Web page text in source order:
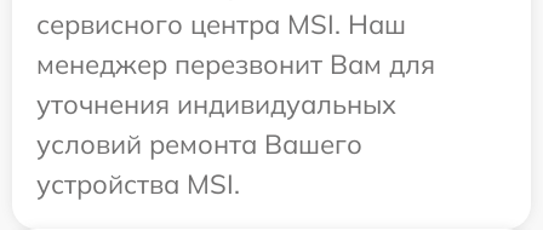
сервисного центра MSI. Наш
менеджер перезвонит Вам для
уточнения индивидуальных
условий ремонта Вашего
устройства MSI.